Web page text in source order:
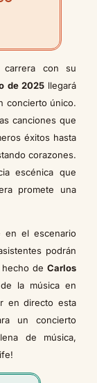
con su
de 2025llegará
concierto único.
canciones que
éxitos hasta
corazones.
escénica que
promete una
el escenario
podrán
de Carlos
la música en
en directo esta
un concierto
de música,